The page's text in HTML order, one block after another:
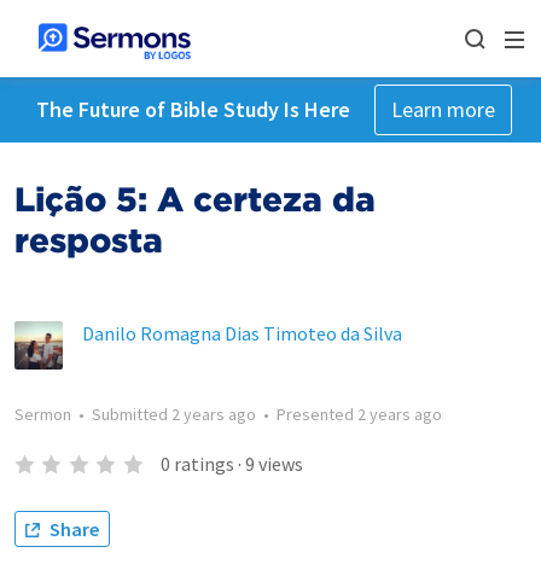
The Future of Bible Study Is Here Learn more
Lição 5: A certeza da
resposta
Danilo Romagna Dias Timoteo da Silva
Sermon • Submitted 2 years ago • Presented 2 years ago
0 ratings · 9 views
Share